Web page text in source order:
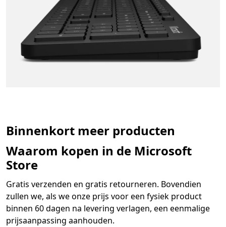
Binnenkort meer producten
Waarom kopen in de Microsoft
Store
Gratis verzenden en gratis retourneren. Bovendien
zullen we, als we onze prijs voor een fysiek product
binnen 60 dagen na levering verlagen, een eenmalige
prijsaanpassing aanhouden.